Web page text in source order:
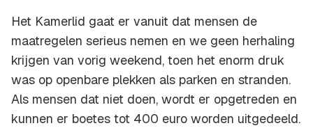
Het Kamerlid gaat er vanuit dat mensen de
maatregelen serieus nemen en we geen herhaling
krijgen van vorig weekend, toen het enorm druk
was op openbare plekken als parken en stranden.
Als mensen dat niet doen, wordt er opgetreden en
kunnen er boetes tot 400 euro worden uitgedeeld.